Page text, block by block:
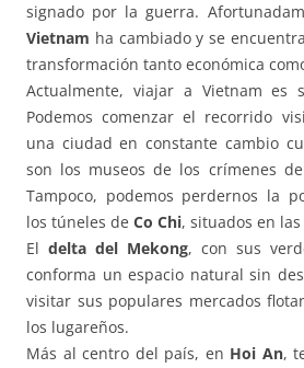
signado por la guerra.
Vietnam ha cambiado y se
transformación tanto económica
Actualmente, viajar a Vietnam es
Podemos comenzar el recorrido
una ciudad en constante cambio
son los museos de los crímenes
Tampoco, podemos perdernos la
los túneles de Co Chi, situados en
El delta del Mekong, con sus
conforma un espacio natural sin
visitar sus populares mercados
los lugareños.
Más al centro del país, en Hoi An,